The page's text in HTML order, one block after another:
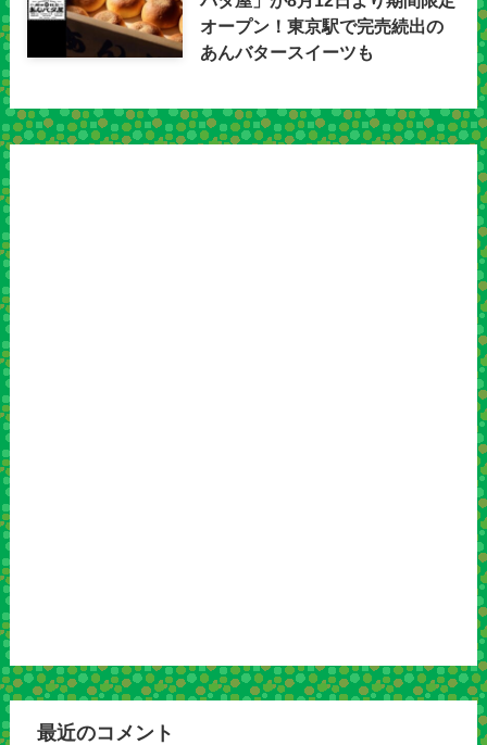
オープン！東京駅で完売続出の
あんバタースイーツも
最近のコメント